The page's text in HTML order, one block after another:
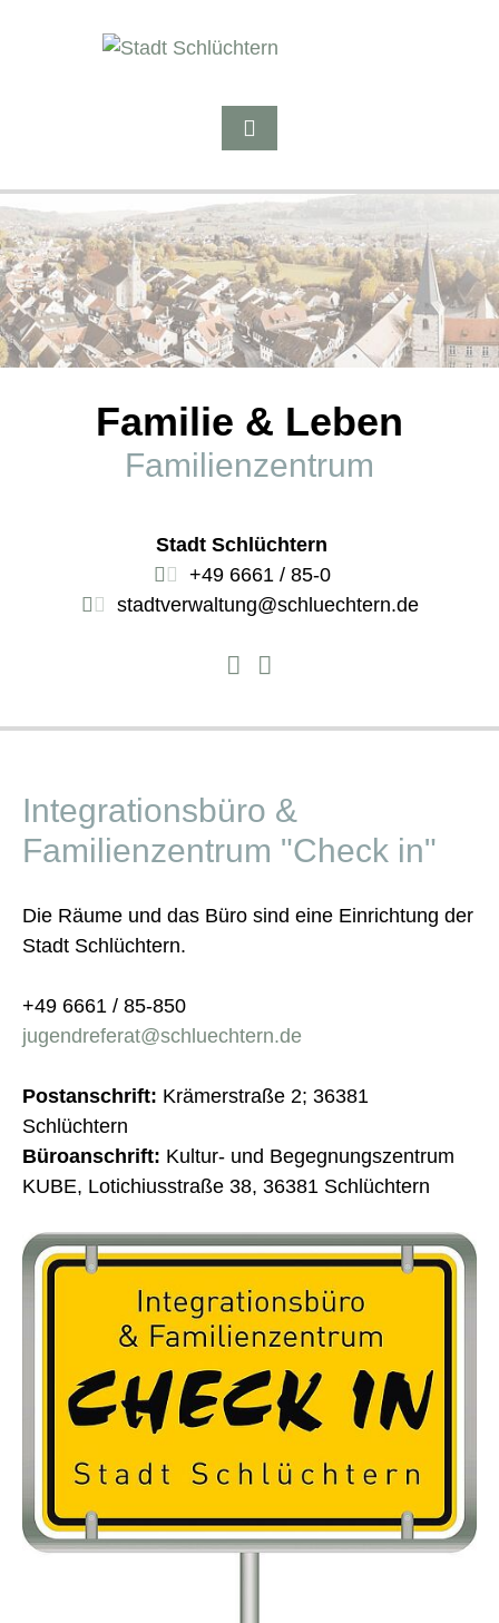
Familie & Leben
Familienzentrum
Stadt Schlüchtern
+49 6661 / 85-0
stadtverwaltung@schluechtern.de
Integrationsbüro &
Familienzentrum "Check in"
Die Räume und das Büro sind eine Einrichtung der
Stadt Schlüchtern.
+49 6661 / 85-850
jugendreferat@schluechtern.de
Postanschrift: Krämerstraße 2; 36381
Schlüchtern
Büroanschrift: Kultur- und Begegnungszentrum
KUBE, Lotichiusstraße 38, 36381 Schlüchtern